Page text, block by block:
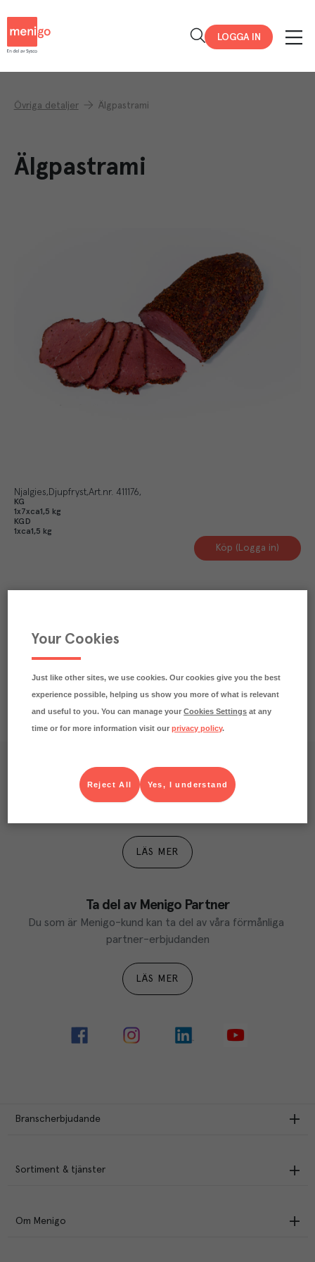
LOGGA IN
Övriga detaljer Älgpastrami
Älgpastrami
Njalgies Djupfryst Art.nr. 411176
KG
1x7xca1,5 kg
KGD
1xca1,5 kg
Köp (Logga in)
Näringsdeklaration
Våra kundtidningar
Läs inspirerande reportage, matnyttiga artiklar och
LÄS MER
Ta del av Menigo Partner
Du som är Menigo-kund kan ta del av våra förmånliga
partner-erbjudanden
LÄS MER
Branscherbjudande
Sortiment & tjänster
Om Menigo
Your Cookies
Just like other sites, we use cookies. Our cookies give you the best
experience possible, helping us show you more of what is relevant
and useful to you. You can manage yourCookies Settings at any
time or for more information visit ourprivacy policy.
Yes, I understand
Reject All